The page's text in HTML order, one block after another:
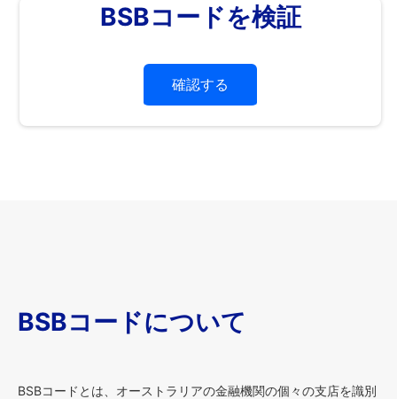
BSBコードを検証
確認する
BSBコードについて
BSBコードとは、オーストラリアの金融機関の個々の支店を識別